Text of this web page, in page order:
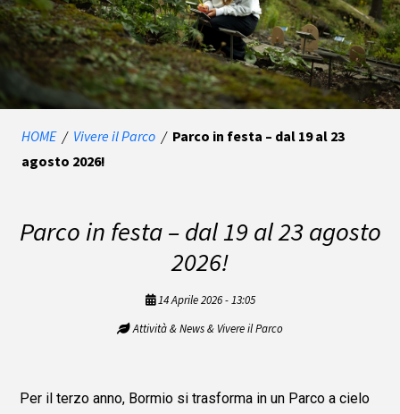
HOME / Vivere il Parco / Parco in festa – dal 19 al 23
agosto 2026!
Parco in festa – dal 19 al 23 agosto
2026!
14 Aprile 2026 - 13:05
Attività & News & Vivere il Parco
Per il terzo anno, Bormio si trasforma in un Parco a cielo